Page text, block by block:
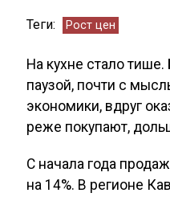
Теги: Рост цен
На кухне стало
паузой, почти с
экономики, вдруг
реже покупают,
С начала года
на 14%. В регионе